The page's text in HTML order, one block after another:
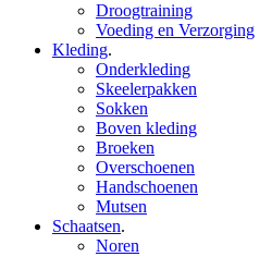
Droogtraining
Voeding en Verzorging
Kleding.
Onderkleding
Skeelerpakken
Sokken
Boven kleding
Broeken
Overschoenen
Handschoenen
Mutsen
Schaatsen.
Noren